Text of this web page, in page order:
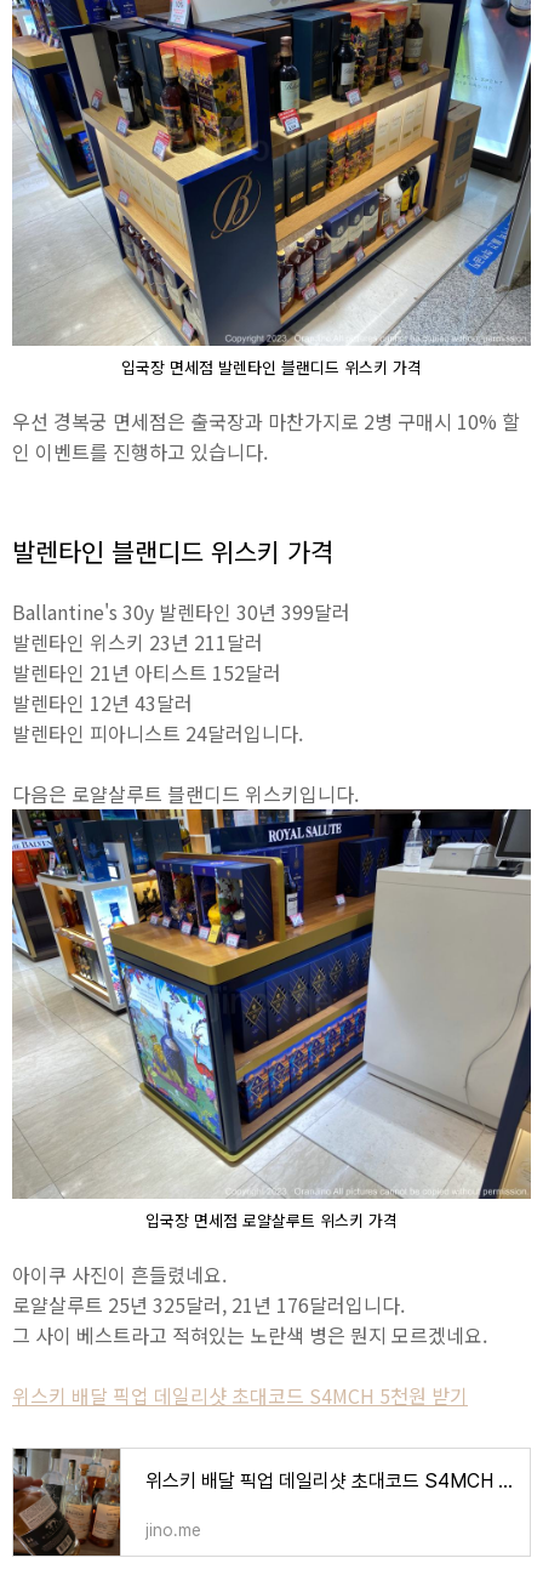
입국장 면세점 발렌타인 블랜디드 위스키 가격
우선 경복궁 면세점은 출국장과 마찬가지로 2병 구매시 10% 할
인 이벤트를 진행하고 있습니다.
발렌타인 블랜디드 위스키 가격
Ballantine's 30y 발렌타인 30년 399달러
발렌타인 위스키 23년 211달러
발렌타인 21년 아티스트 152달러
발렌타인 12년 43달러
발렌타인 피아니스트 24달러입니다.
다음은 로얄살루트 블랜디드 위스키입니다.
입국장 면세점 로얄살루트 위스키 가격
아이쿠 사진이 흔들렸네요.
로얄살루트 25년 325달러, 21년 176달러입니다.
그 사이 베스트라고 적혀있는 노란색 병은 뭔지 모르겠네요.
위스키 배달 픽업 데일리샷 초대코드 S4MCH 5천원 받기
위스키 배달 픽업 데일리샷 초대코드 S4MCH 5천원 받기
jino.me